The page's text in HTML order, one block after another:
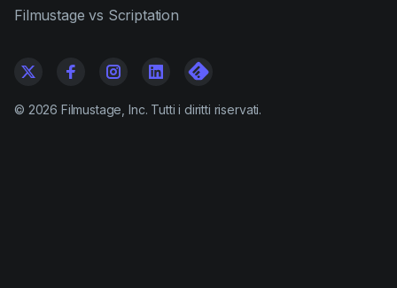
Filmustage vs Scriptation
© 2026 Filmustage, Inc. Tutti i diritti riservati.